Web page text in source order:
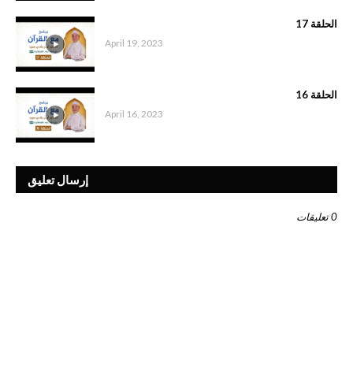
الحلقة 17
April 19, 2023
الحلقة 16
April 16, 2023
إرسال تعليق
0 تعليقات